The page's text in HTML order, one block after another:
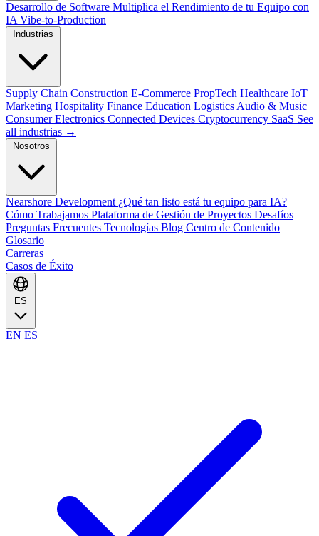
Desarrollo de Software Multiplica el Rendimiento de tu Equipo con
IA Vibe-to-Production
Supply Chain Construction E-Commerce PropTech Healthcare IoT
Marketing Hospitality Finance Education Logistics Audio & Music
Consumer Electronics Connected Devices Cryptocurrency SaaS See
all industrias →
Nearshore Development ¿Qué tan listo está tu equipo para IA?
Cómo Trabajamos Plataforma de Gestión de Proyectos Desafíos
Preguntas Frecuentes Tecnologías Blog Centro de Contenido
Glosario
Carreras
Casos de Éxito
EN ES